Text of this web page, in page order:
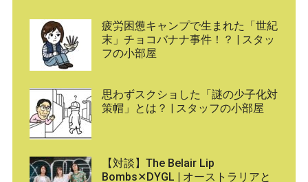
疲労困憊キャンプで生まれた「世紀
末」チョコバナナ事件！？ | スタッ
フの小部屋
思わずスクショした「謎の少子化対
策帽」とは？ | スタッフの小部屋
【対談】The Belair Lip
Bombs✕DYGL | オーストラリアと